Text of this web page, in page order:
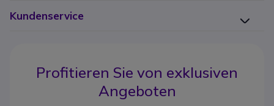
Kundenservice
Profitieren Sie von exklusiven
Angeboten